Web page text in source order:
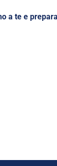
a te e